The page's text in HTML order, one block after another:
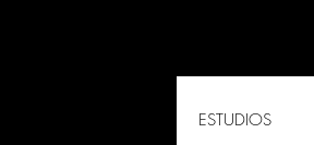
ESTUDIOS